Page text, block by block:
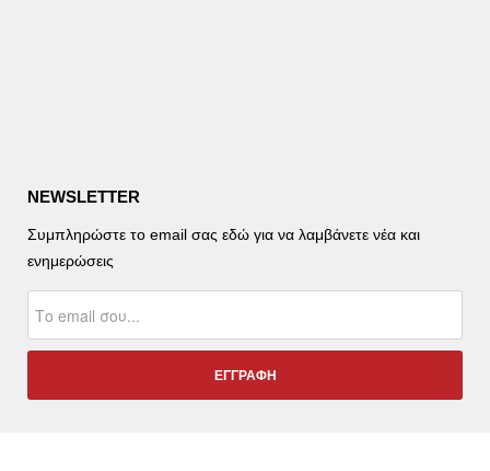
NEWSLETTER
Συμπληρώστε το email σας εδώ για να λαμβάνετε νέα και
ενημερώσεις